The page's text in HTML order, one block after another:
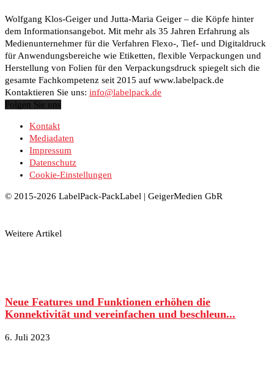
Wolfgang Klos-Geiger und Jutta-Maria Geiger – die Köpfe hinter
dem Informationsangebot. Mit mehr als 35 Jahren Erfahrung als
Medienunternehmer für die Verfahren Flexo-, Tief- und Digitaldruck
für Anwendungsbereiche wie Etiketten, flexible Verpackungen und
Herstellung von Folien für den Verpackungsdruck spiegelt sich die
gesamte Fachkompetenz seit 2015 auf www.labelpack.de
Kontaktieren Sie uns: info@labelpack.de
Folgen Sie uns
Kontakt
Mediadaten
Impressum
Datenschutz
Cookie-Einstellungen
© 2015-2026 LabelPack-PackLabel | GeigerMedien GbR
Weitere Artikel
Neue Features und Funktionen erhöhen die
Konnektivität und vereinfachen und beschleun...
6. Juli 2023